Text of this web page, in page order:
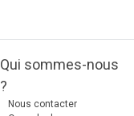
Qui sommes-nous
?
Nous contacter